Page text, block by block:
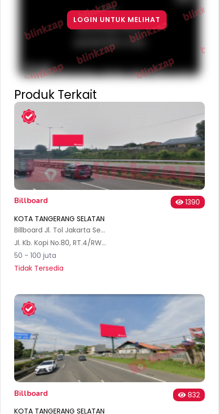
For
development
purposes only
Keyboard shortcuts Map Data Terms Report a problem
LOGIN UNTUK MELIHAT
Produk Terkait
Billboard
1390
KOTA TANGERANG SELATAN
Billboard Jl. Tol Jakarta Serpong KM 1,800
Jl. Kb. Kopi No.80, RT.4/RW.4, Pd. Betung, Kec. Pd. Aren, Kota Tangerang Selatan, Banten 15221, Indonesia
50 - 100 juta
Tidak Tersedia
Billboard
832
KOTA TANGERANG SELATAN